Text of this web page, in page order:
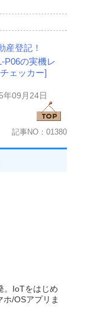
産登記！
P06の実機レ
ェッカー]
09月24日
記事NO：01380
。IoTをはじめ
/OSアプリま